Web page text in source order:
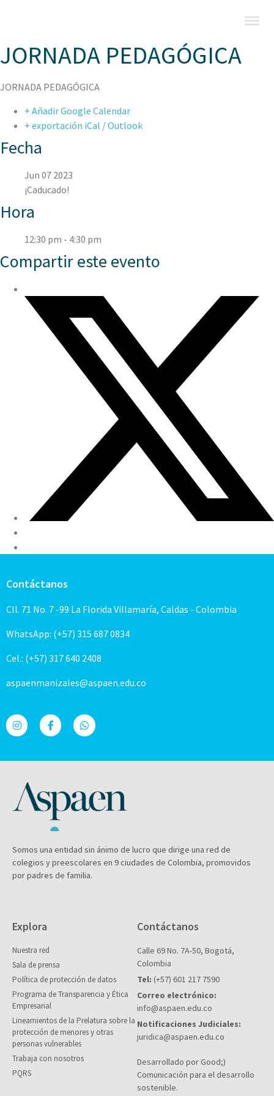
JORNADA PEDAGÓGICA
JORNADA PEDAGÓGICA
+ Añadir Google Calendar
+ exportación iCal / Outlook
Fecha
Jun 07 2023
¡Caducado!
Hora
12:30 pm - 4:30 pm
Compartir este evento
Contáctanos
Cll. 71 No. 7 -99 La Florida Villamaría, Caldas - Colombia
WhatsApp: (+57) 315 687 0834
Cel.: (+57) 317 640 2408
aspaenmanizales@aspaen.edu.co
Somos una entidad sin ánimo de lucro que dirige una red de
colegios y preescolares en 9 ciudades de Colombia, promovidos
por padres de familia.
Explora
Nuestra red
Sala de prensa
Política de protección de datos
Programa de Transparencia y Ética
Empresarial
Lineamientos de la Prelatura sobre la
protección de menores y otras
personas vulnerables
Trabaja con nosotros
PQRS
Contáctanos
Calle 69 No. 7A-50, Bogotá,
Colombia
Tel: (+57) 601 217 7590
Correo electrónico:
info@aspaen.edu.co
Notificaciones Judiciales:
juridica@aspaen.edu.co
Desarrollado por Good;)
Comunicación para el desarrollo
sostenible.